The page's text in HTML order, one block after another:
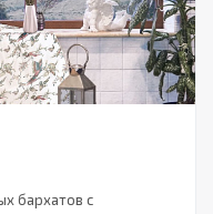
бархатов с